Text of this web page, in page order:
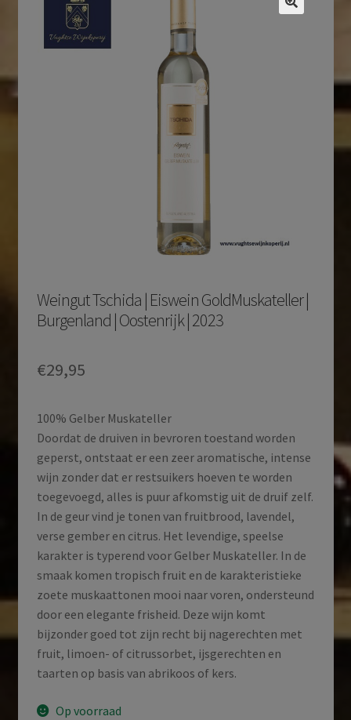
Weingut Tschida | Eiswein GoldMuskateller |
Burgenland | Oostenrijk | 2023
€29,95
100% Gelber Muskateller
Doordat de druiven in bevroren toestand worden
geperst, ontstaat er een zeer aromatische, intense
wijn zonder dat er restsuikers hoeven te worden
toegevoegd, alles is puur afkomstig uit de druif zelf.
In de geur vind je tonen van fruitbrood, lavendel,
verse gember en citrus. Het levendige, speelse
karakter is typerend voor Gelber Muskateller. In de
smaak komen tropisch fruit en de karakteristieke
zoete muskaattonen mooi naar voren, ondersteund
door een elegante frisheid. Deze wijn komt
bijzonder goed tot zijn recht bij nagerechten met
fruit, limoen- of citrussorbet, ijsgerechten en
taarten op basis van abrikoos of kers.
Op voorraad